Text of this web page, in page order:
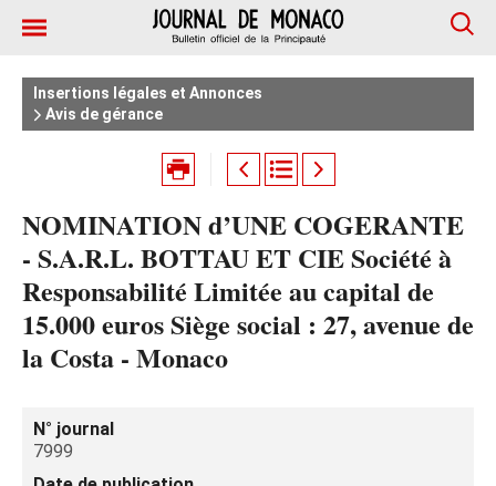
Insertions légales et Annonces
Avis de gérance
NOMINATION d’UNE COGERANTE
- S.A.R.L. BOTTAU ET CIE Société à
Responsabilité Limitée au capital de
15.000 euros Siège social : 27, avenue de
la Costa - Monaco
N° journal
7999